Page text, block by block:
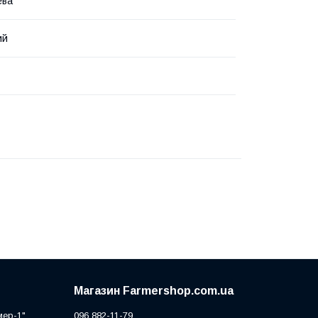
1"
Магазин Farmershop.com.ua
096 882-11-79